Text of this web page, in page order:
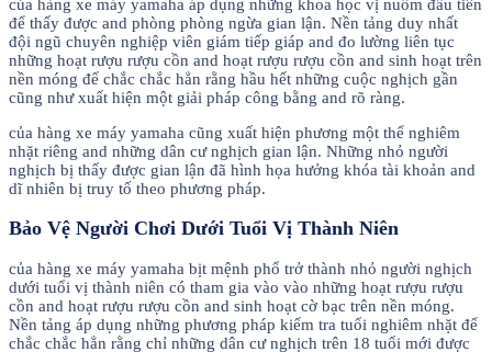
của hàng xe máy yamaha áp dụng những khoa học vị nuốm đầu tiên
để thấy được and phòng phòng ngừa gian lận. Nền tảng duy nhất
đội ngũ chuyên nghiệp viên giám tiếp giáp and đo lường liên tục
những hoạt rượu rượu cồn and hoạt rượu rượu cồn and sinh hoạt trên
nền móng để chắc chắc hẳn rằng hầu hết những cuộc nghịch gần
cũng như xuất hiện một giải pháp công bằng and rõ ràng.
của hàng xe máy yamaha cũng xuất hiện phương một thể nghiêm
nhặt riêng and những dân cư nghịch gian lận. Những nhỏ người
nghịch bị thấy được gian lận đã hình họa hưởng khóa tài khoản and
dĩ nhiên bị truy tố theo phương pháp.
Bảo Vệ Người Chơi Dưới Tuổi Vị Thành Niên
của hàng xe máy yamaha bịt mệnh phổ trở thành nhỏ người nghịch
dưới tuổi vị thành niên có tham gia vào vào những hoạt rượu rượu
cồn and hoạt rượu rượu cồn and sinh hoạt cờ bạc trên nền móng.
Nền tảng áp dụng những phương pháp kiểm tra tuổi nghiêm nhặt để
chắc chắc hẳn rằng chỉ những dân cư nghịch trên 18 tuổi mới được